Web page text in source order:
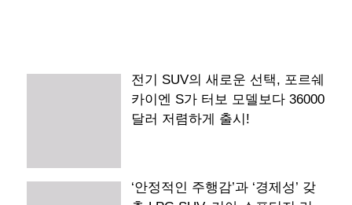
전기 SUV의 새로운 선택, 포르쉐
카이엔 S가 터보 모델보다 36000
달러 저렴하게 출시!
‘안정적인 주행감’과 ‘경제성’ 갖